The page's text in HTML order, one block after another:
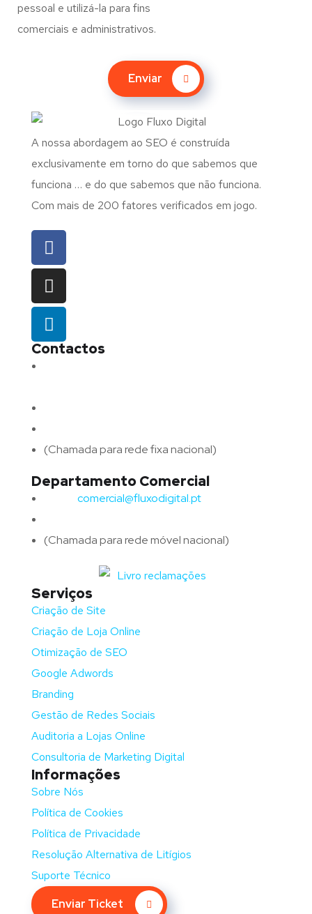
pessoal e utilizá-la para fins
comerciais e administrativos.
Enviar
A nossa abordagem ao SEO é construída
exclusivamente em torno do que sabemos que
funciona … e do que sabemos que não funciona.
Com mais de 200 fatores verificados em jogo.
Contactos
(Chamada para rede fixa nacional)
Departamento Comercial
comercial@fluxodigital.pt
(Chamada para rede móvel nacional)
Serviços
Criação de Site
Criação de Loja Online
Otimização de SEO
Google Adwords
Branding
Gestão de Redes Sociais
Auditoria a Lojas Online
Consultoria de Marketing Digital
Informações
Sobre Nós
Política de Cookies
Política de Privacidade
Resolução Alternativa de Litígios
Suporte Técnico
Enviar Ticket